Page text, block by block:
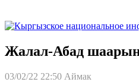
Жалал-Абад
03/02/22 22:50 Аймак